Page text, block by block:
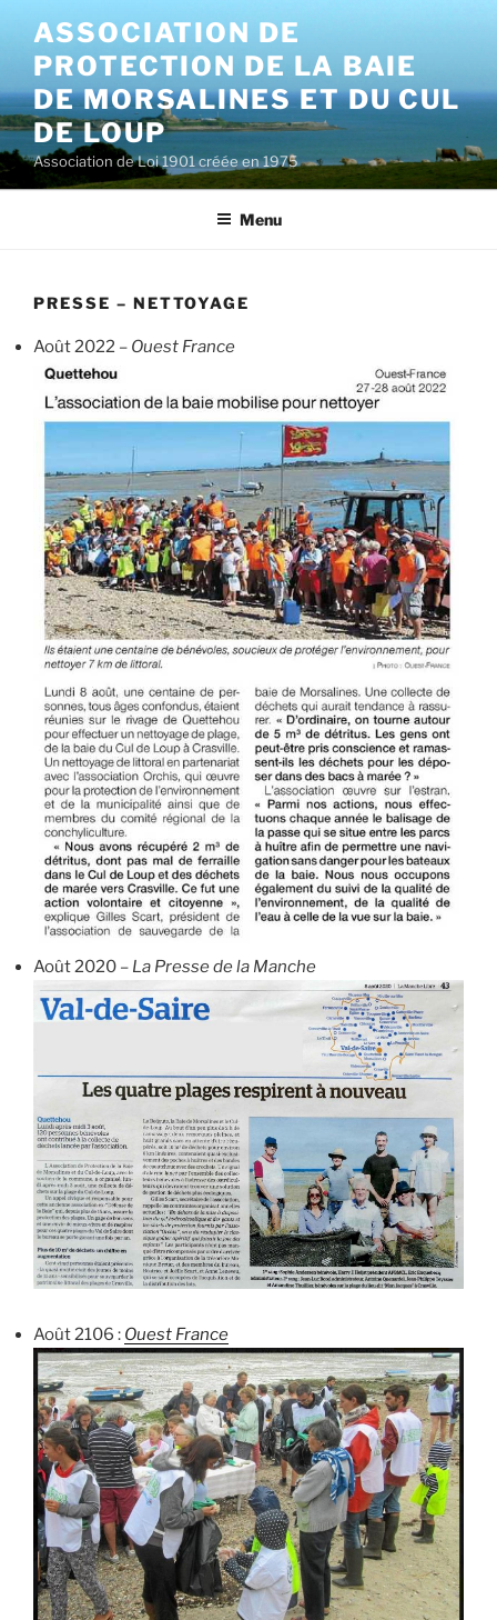
contenu
principal
ASSOCIATION DE
PROTECTION DE LA BAIE
DE MORSALINES ET DU CUL
DE LOUP
Association de Loi 1901 créée en 1975
Menu
PRESSE – NETTOYAGE
Août 2022 – Ouest France
Août 2020 – La Presse de la Manche
Août 2106 : Ouest France